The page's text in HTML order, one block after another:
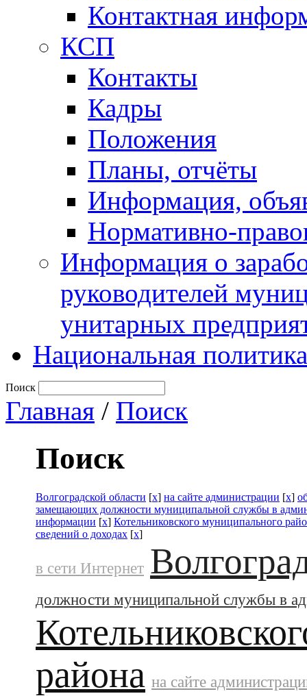
Контактная
КСП
Контакты
Кадры
Положения
Планы, отчёты
Информация,
Нормативно-
Информация о
руководителей
унитарных
Национальная политика
Поиск
Главная / Поиск
Поиск
Волгоградской области [x] на сайте администрации [x]
замещающих должности муниципальной службы в
информации [x] Котельниковского муниципального
сведений о доходах [x]
в сети Интернет
должности муниципальной службы в
района на сайте